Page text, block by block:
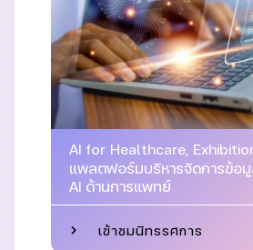
AI for Healthcare,
แพลตฟอร์มบริหารจัดการข้อมู
AI ด้านการแพทย์
เข้าชมนิทรรศการ